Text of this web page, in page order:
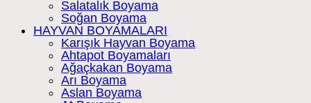
Salatalık Boyama
Soğan Boyama
HAYVAN BOYAMALARI
Karışık Hayvan Boyama
Ahtapot Boyamaları
Ağaçkakan Boyama
Arı Boyama
Aslan Boyama